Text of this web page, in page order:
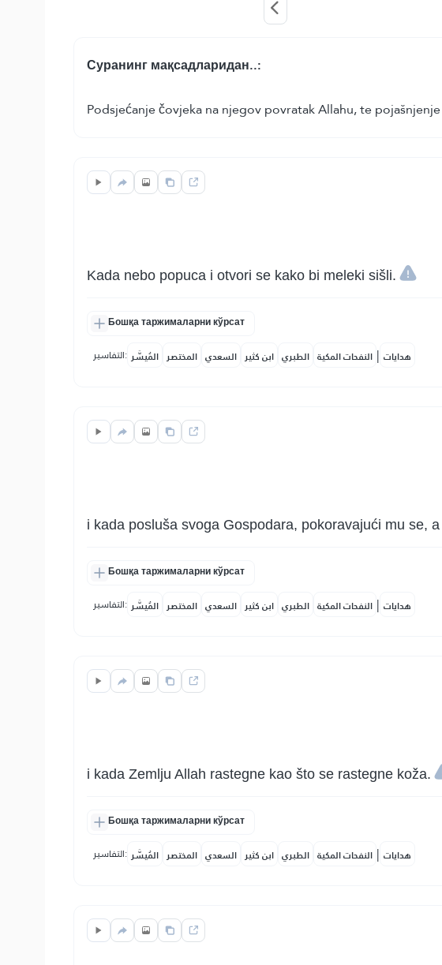
Суранинг мақсадларидан..:
Podsjećanje čovjeka na njegov povratak Allahu, te
Kada nebo popuca i otvori se kako bi meleki sišli.
Бошқа таржималарни кўрсат
التفاسير: المُيسَّر المختصر السعدي ابن كثير الطبري النفحات المكية | هدايات
i kada posluša svoga Gospodara, pokoravajući mu se,
Бошқа таржималарни кўрсат
التفاسير: المُيسَّر المختصر السعدي ابن كثير الطبري النفحات المكية | هدايات
i kada Zemlju Allah rastegne kao što se rastegne koža.
Бошқа таржималарни кўрсат
التفاسير: المُيسَّر المختصر السعدي ابن كثير الطبري النفحات المكية | هدايات